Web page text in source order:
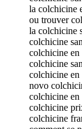
la colchicine
ou trouver
la colchicine
colchicine
colchicine
colchicine
colchicine
novo
colchicine
colchicine
colchicine